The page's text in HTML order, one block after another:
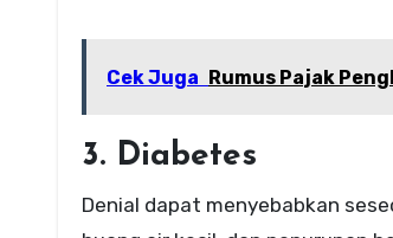
Cek Juga Rumus Pajak
3. Diabetes
Denial dapat menyebabkan